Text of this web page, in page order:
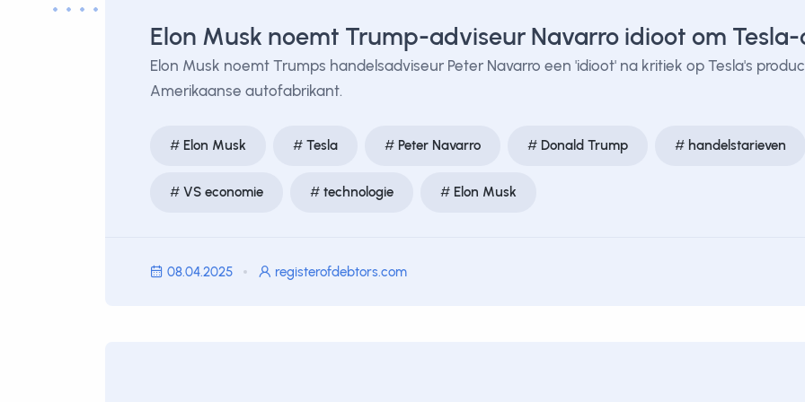
Elon Musk noemt Trump-adviseur Navarro idioot om
Elon Musk noemt Trumps handelsadviseur Peter Navarro een 'idioot' na kritiek op Tesla's
Amerikaanse autofabrikant.
Elon Musk Tesla Peter Navarro Donald Trump handelstarieven
VS economie technologie Elon Musk
08.04.2025 registerofdebtors.com